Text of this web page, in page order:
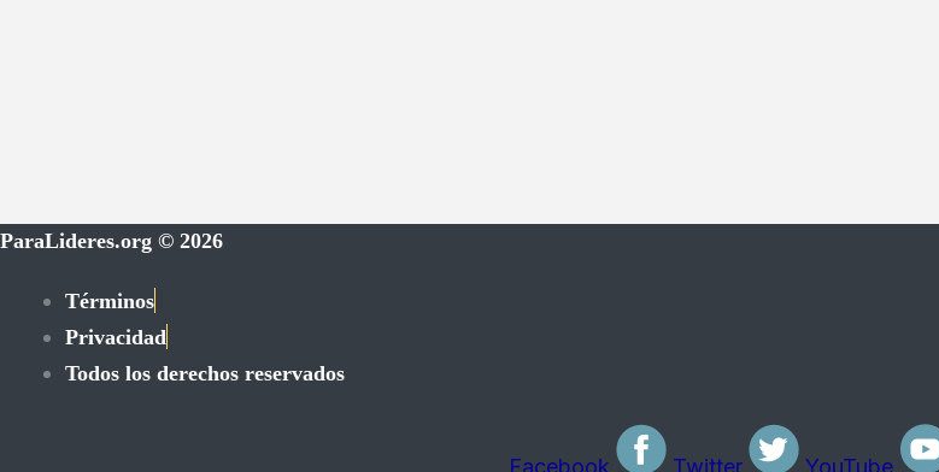
ParaLideres.org © 2026
Términos
Privacidad
Todos los derechos reservados
Facebook Twitter YouTube